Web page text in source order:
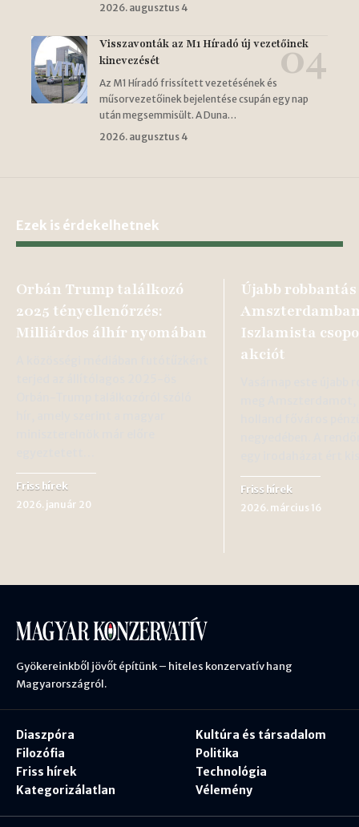
2026. augusztus 4
Visszavonták az M1 Híradó új vezetőinek
kinevezését
Az M1 Híradó frissített vezetésének és
műsorvezetőinek bejelentése csupán egy nap
után megsemmisült. A Duna…
2026. augusztus 4
Ezek is érdekelhetnek
Orbán Trump találkozó
2025 tényellenőrzés:
Milliárdos álhír nyomában
Friss hírek
2026. január 20
Újabb robbantás
Iszlamista
akciót
Friss hírek
2026. március 16
Gyökereinkből jövőt építünk – hiteles konzervatív hang
Magyarországról.
Diaszpóra
Filozófia
Friss hírek
Kategorizálatlan
Kultúra és társadalom
Politika
Technológia
Vélemény